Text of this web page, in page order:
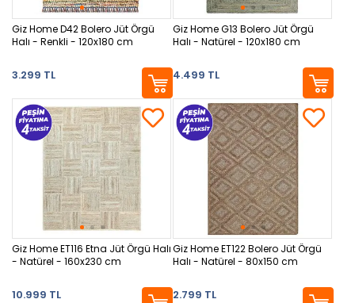
Giz Home D42 Bolero Jüt Örgü
Halı - Renkli - 120x180 cm
3.299 TL
Giz Home G13 Bolero Jüt Örgü
Halı - Natürel - 120x180 cm
4.499 TL
Giz Home ET116 Etna Jüt Örgü Halı
- Natürel - 160x230 cm
10.999 TL
Giz Home ET122 Bolero Jüt Örgü
Halı - Natürel - 80x150 cm
2.799 TL